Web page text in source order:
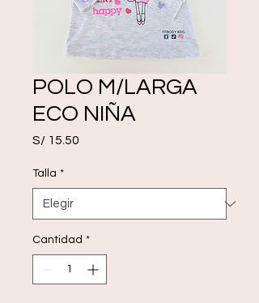
POLO M/LARGA
ECO NIÑA
S/ 15.50
Talla *
Cantidad *